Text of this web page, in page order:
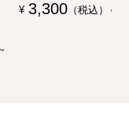
¥ 3,300 （税込）～